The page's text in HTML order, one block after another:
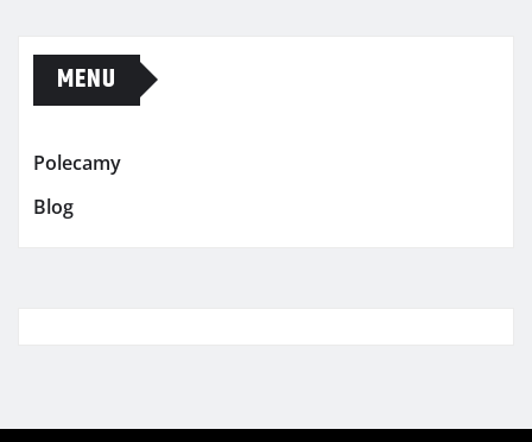
MENU
Polecamy
Blog